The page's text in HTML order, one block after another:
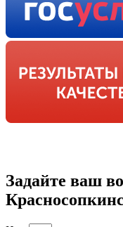
Задайте ваш